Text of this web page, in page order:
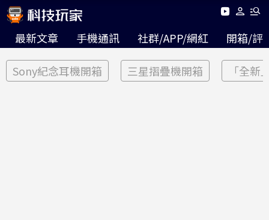
最新文章 手機通訊 社群/APP/網紅 開箱/評
Sony紀念耳機開箱 三星摺疊機開箱 「全新